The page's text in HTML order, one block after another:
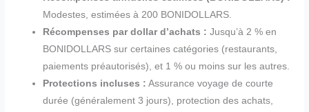
Modestes, estimées à 200 BONIDOLLARS.
Récompenses par dollar d’achats : Jusqu’à 2 % en
BONIDOLLARS sur certaines catégories (restaurants,
paiements préautorisés), et 1 % ou moins sur les autres.
Protections incluses : Assurance voyage de courte
durée (généralement 3 jours), protection des achats,